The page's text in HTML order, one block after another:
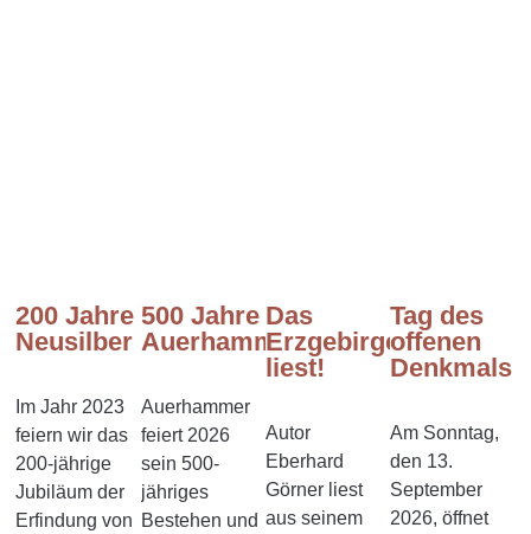
200 Jahre
Neusilber
Im Jahr 2023
feiern wir das
200-jährige
Jubiläum der
Erfindung von
500 Jahre
Auerhammer
Auerhammer
feiert 2026
sein 500-
jähriges
Bestehen und
Das
Erzgebirge
liest!
Autor
Eberhard
Görner liest
aus seinem
Tag des
offenen
Denkmals
Am Sonntag,
den 13.
September
2026, öffnet